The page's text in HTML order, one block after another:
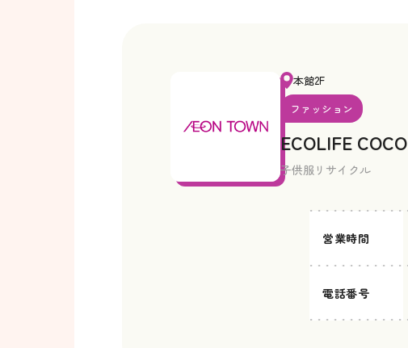
本館2F
ファッション
ECOLIFE COCO
子供服リサイクル
営業時間
電話番号